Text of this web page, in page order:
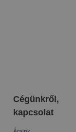
Cégünkről,
kapcsolat